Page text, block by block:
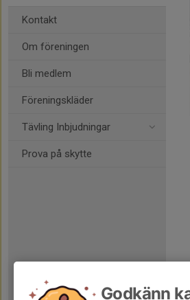
Kontakt
Om föreningen
Bli medlem
Föreningskläder
Tävling Inbjudningar
Prova på skytte
Godkänn